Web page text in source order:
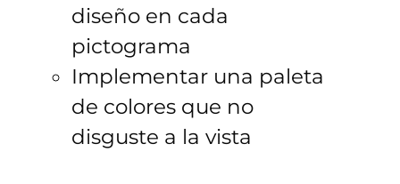
diseño en cada
pictograma
Implementar una paleta
de colores que no
disguste a la vista